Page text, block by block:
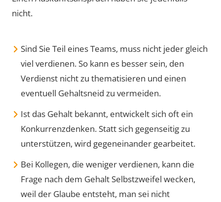
nicht.
Sind Sie Teil eines Teams, muss nicht jeder gleich
viel verdienen. So kann es besser sein, den
Verdienst nicht zu thematisieren und einen
eventuell Gehaltsneid zu vermeiden.
Ist das Gehalt bekannt, entwickelt sich oft ein
Konkurrenzdenken. Statt sich gegenseitig zu
unterstützen, wird gegeneinander gearbeitet.
Bei Kollegen, die weniger verdienen, kann die
Frage nach dem Gehalt Selbstzweifel wecken,
weil der Glaube entsteht, man sei nicht